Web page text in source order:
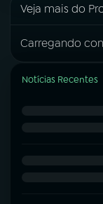
Veja mais do
Carregando
Notícias Recentes